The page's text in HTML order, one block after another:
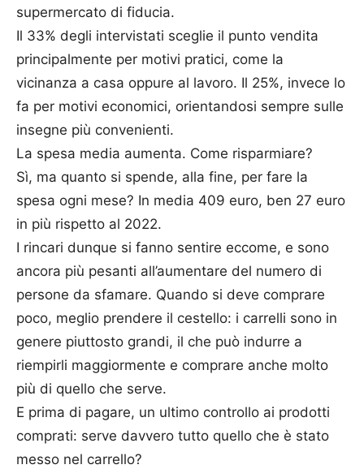
supermercato di fiducia.
Il 33% degli intervistati sceglie il punto vendita
principalmente per motivi pratici, come la
vicinanza a casa oppure al lavoro. Il 25%, invece lo
fa per motivi economici, orientandosi sempre sulle
insegne più convenienti.
La spesa media aumenta. Come risparmiare?
Sì, ma quanto si spende, alla fine, per fare la
spesa ogni mese? In media 409 euro, ben 27 euro
in più rispetto al 2022.
I rincari dunque si fanno sentire eccome, e sono
ancora più pesanti all’aumentare del numero di
persone da sfamare. Quando si deve comprare
poco, meglio prendere il cestello: i carrelli sono in
genere piuttosto grandi, il che può indurre a
riempirli maggiormente e comprare anche molto
più di quello che serve.
E prima di pagare, un ultimo controllo ai prodotti
comprati: serve davvero tutto quello che è stato
messo nel carrello?